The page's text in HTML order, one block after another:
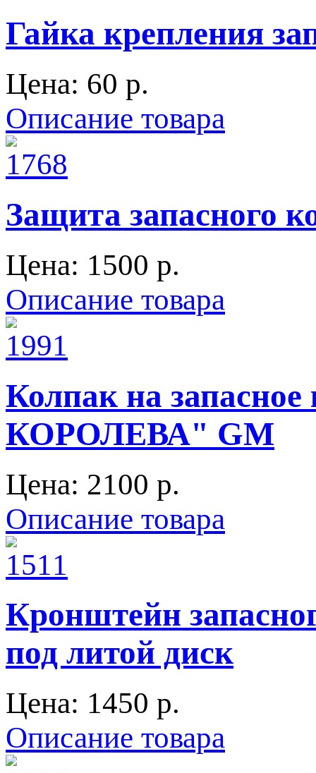
Гайка крепления
Цена: 60 p.
Описание товара
Защита запасного
Цена: 1500 p.
Описание товара
Колпак на
КОРОЛЕВА" GM
Цена: 2100 p.
Описание товара
Кронштейн
под литой диск
Цена: 1450 p.
Описание товара